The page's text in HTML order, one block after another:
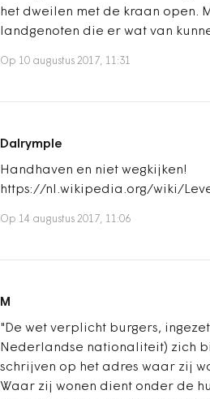
het dweilen met de kraan open.
landgenoten die er wat van
Op 10 augustus 2017, 11:31
Dalrymple
Handhaven en niet wegkijken!
https://nl.wikipedia.org/wiki/
Op 14 augustus 2017, 11:06
M
"De wet verplicht burgers,
Nederlandse nationaliteit) zich
schrijven op het adres waar zij
Waar zij wonen dient onder de